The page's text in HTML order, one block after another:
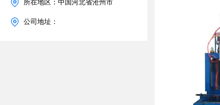
所在地区：中国河北省沧州市
公司地址：